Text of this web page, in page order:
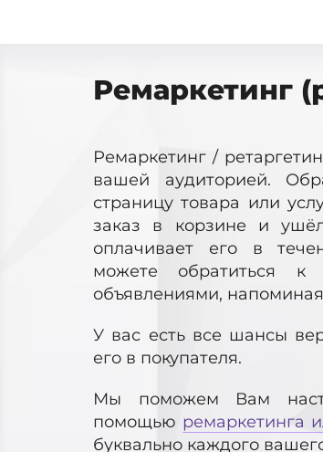
Ремаркетинг
Ремаркетинг /
вашей аудиторией.
страницу товара или
заказ в корзине и
оплачивает его в
можете обратиться к
объявлениями,
У вас есть все шансы
его в покупателя.
Мы поможем Вам
помощью ремаркетинга
буквально каждого